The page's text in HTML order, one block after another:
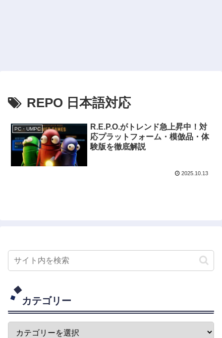
REPO 日本語対応
PC・UMPC
R.E.P.O.がトレンド急上昇中！対
応プラットフォーム・模倣品・体
験版を徹底解説
2025.10.13
カテゴリー